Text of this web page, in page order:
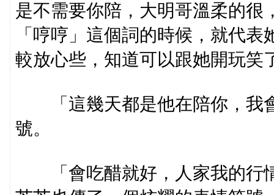
是不需要你陪，大明哥溫柔的很
「哼哼」這個詞的時候，就代
較放心些，知道可以跟她開玩笑
「這幾天都是他在陪你，我
號。
「會吃醋就好，人家我的行